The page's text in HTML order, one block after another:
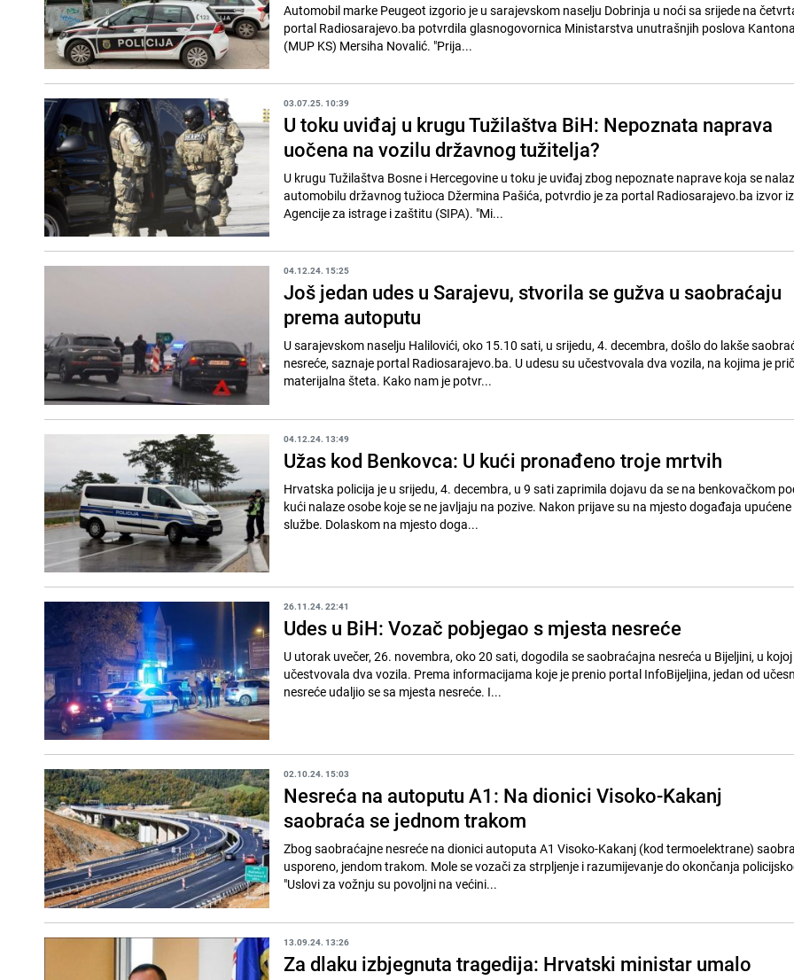
Automobil marke Peugeot izgorio je u sarajevskom naselju Dobrinja u noći sa srijede na
portal Radiosarajevo.ba potvrdila glasnogovornica Ministarstva unutrašnjih poslova
(MUP KS) Mersiha Novalić. "Prija...
03.07.25. 10:39
U toku uviđaj u krugu Tužilaštva BiH: Nepoznata naprava
uočena na vozilu državnog tužitelja?
U krugu Tužilaštva Bosne i Hercegovine u toku je uviđaj zbog nepoznate naprave koja se
automobilu državnog tužioca Džermina Pašića, potvrdio je za portal Radiosarajevo.ba izvor
Agencije za istrage i zaštitu (SIPA). "Mi...
04.12.24. 15:25
Još jedan udes u Sarajevu, stvorila se gužva u saobraćaju
prema autoputu
U sarajevskom naselju Halilovići, oko 15.10 sati, u srijedu, 4. decembra, došlo do lakše
nesreće, saznaje portal Radiosarajevo.ba. U udesu su učestvovala dva vozila, na kojima je
materijalna šteta. Kako nam je potvr...
04.12.24. 13:49
Užas kod Benkovca: U kući pronađeno troje mrtvih
Hrvatska policija je u srijedu, 4. decembra, u 9 sati zaprimila dojavu da se na benkovačkom
kući nalaze osobe koje se ne javljaju na pozive. Nakon prijave su na mjesto događaja
službe. Dolaskom na mjesto doga...
26.11.24. 22:41
Udes u BiH: Vozač pobjegao s mjesta nesreće
U utorak uvečer, 26. novembra, oko 20 sati, dogodila se saobraćajna nesreća u Bijeljini, u
učestvovala dva vozila. Prema informacijama koje je prenio portal InfoBijeljina, jedan od
nesreće udaljio se sa mjesta nesreće. I...
02.10.24. 15:03
Nesreća na autoputu A1: Na dionici Visoko-Kakanj
saobraća se jednom trakom
Zbog saobraćajne nesreće na dionici autoputa A1 Visoko-Kakanj (kod termoelektrane)
usporeno, jendom trakom. Mole se vozači za strpljenje i razumijevanje do okončanja
"Uslovi za vožnju su povoljni na većini...
13.09.24. 13:26
Za dlaku izbjegnuta tragedija: Hrvatski ministar umalo